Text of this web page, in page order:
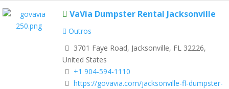
VaVia Dumpster Rental Jacksonville
Outros
3701 Faye Road, Jacksonville, FL 32226,
United States
+1 904-594-1110
https://govavia.com/jacksonville-fl-dumpster-